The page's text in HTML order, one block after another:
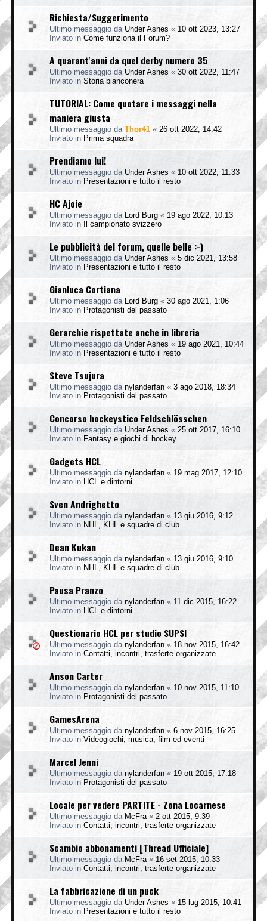
Richiesta/Suggerimento
Ultimo messaggio da Under Ashes « 10 ott 2023, 13:27
Inviato in Come funziona il Forum?
A quarant'anni da quel derby numero 35
Ultimo messaggio da Under Ashes « 30 ott 2022, 11:47
Inviato in Storia bianconera
TUTORIAL: Come quotare i messaggi nella
maniera giusta
Ultimo messaggio da Thor41 « 26 ott 2022, 14:42
Inviato in Prima squadra
Prendiamo lui!
Ultimo messaggio da Under Ashes « 10 ott 2022, 11:33
Inviato in Presentazioni e tutto il resto
HC Ajoie
Ultimo messaggio da Lord Burg « 19 ago 2022, 10:13
Inviato in
Il campionato svizzero
Le pubblicità del forum, quelle belle :-)
Ultimo messaggio da Under Ashes « 5 dic 2021, 13:58
Inviato in Presentazioni e tutto il resto
Gianluca Cortiana
Ultimo messaggio da Lord Burg « 30 ago 2021, 1:06
Inviato in Protagonisti del passato
Gerarchie rispettate anche in libreria
Ultimo messaggio da Under Ashes « 19 ago 2021, 10:44
Inviato in Presentazioni e tutto il resto
Steve Tsujura
Ultimo messaggio da nylanderfan « 3 ago 2018, 18:34
Inviato in Protagonisti del passato
Concorso hockeystico Feldschlösschen
Ultimo messaggio da Under Ashes « 25 ott 2017, 16:10
Inviato in Fantasy e giochi di hockey
Gadgets HCL
Ultimo messaggio da nylanderfan « 19 mag 2017, 12:10
Inviato in HCL e dintorni
Sven Andrighetto
Ultimo messaggio da nylanderfan « 13 giu 2016, 9:12
Inviato in NHL, KHL e squadre di club
Dean Kukan
Ultimo messaggio da nylanderfan « 13 giu 2016, 9:10
Inviato in NHL, KHL e squadre di club
Pausa Pranzo
Ultimo messaggio da nylanderfan « 11 dic 2015, 16:22
Inviato in HCL e dintorni
Questionario HCL per studio SUPSI
Ultimo messaggio da nylanderfan « 18 nov 2015, 16:42
Inviato in Contatti, incontri, trasferte organizzate
Anson Carter
Ultimo messaggio da nylanderfan « 10 nov 2015, 11:10
Inviato in Protagonisti del passato
GamesArena
Ultimo messaggio da nylanderfan « 6 nov 2015, 16:25
Inviato in Videogiochi, musica, film ed eventi
Marcel Jenni
Ultimo messaggio da nylanderfan « 19 ott 2015, 17:18
Inviato in Protagonisti del passato
Locale per vedere PARTITE - Zona Locarnese
Ultimo messaggio da McFra « 2 ott 2015, 9:39
Inviato in Contatti, incontri, trasferte organizzate
Scambio abbonamenti [Thread Ufficiale]
Ultimo messaggio da McFra « 16 set 2015, 10:33
Inviato in Contatti, incontri, trasferte organizzate
La fabbricazione di un puck
Ultimo messaggio da Under Ashes « 15 lug 2015, 10:41
Inviato in Presentazioni e tutto il resto